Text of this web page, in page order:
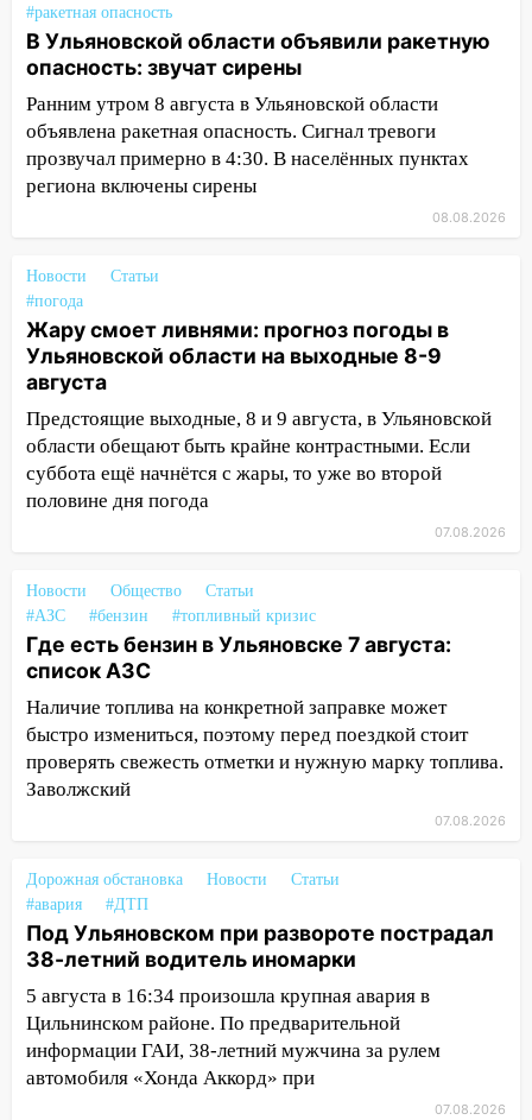
разработают отечественный прибор для
цифровой ПЦР
15:47
Ульяновцы могут вернуть деньги
за абонементы закрывшегося фитнес-
клуба «Рекорд-Fitness»
15:34 После вмешательства
площадки
15:27
капремонт школы в селе Кивать
15:08 В Кузоватово после прокурорской
проверки обновили разметку на
пешеходных переходах
14:40 На проспекте Гая в Ульяновске
запретили остановку автомобилей на
большой фестиваль «Наше время» с
мотофристайлом и концертом
«Мураками»
14:04
Жару смоет ливнями: прогноз
погоды в Ульяновской области на
выходные 8-9 августа
13:30 В Ульяновске транспортные
13:20 В Ульяновске за один день
обокрали женщину на пляже и
подростка в сквере
В Димитровграде мужчина
выбросил из машины страйкбольную
гранату: его задержали
12:34 На Ульяновскую область
надвигается сильнейшая непогода: град
#ракетная опасность
В Ульяновской области объявили ракетную
опасность: звучат сирены
Ранним утром 8 августа в Ульяновской области
объявлена ракетная опасность. Сигнал тревоги
прозвучал примерно в 4:30. В населённых пунктах
региона включены сирены
08.08.2026
Новости
Статьи
#погода
Жару смоет ливнями: прогноз погоды в
Ульяновской области на выходные 8-9
августа
Предстоящие выходные, 8 и 9 августа, в Ульяновской
области обещают быть крайне контрастными. Если
суббота ещё начнётся с жары, то уже во второй
половине дня погода
07.08.2026
Новости Общество
Статьи
#АЗС
#бензин #топливный кризис
Где есть бензин в Ульяновске 7 августа:
список АЗС
Наличие топлива на конкретной заправке может
быстро измениться, поэтому перед поездкой стоит
проверять свежесть отметки и нужную марку топлива.
Заволжский
07.08.2026
Дорожная обстановка Новости
Статьи
#авария
#ДТП
Под Ульяновском при развороте пострадал
38-летний водитель иномарки
5 августа в 16:34 произошла крупная авария в
Цильнинском районе. По предварительной
информации ГАИ, 38-летний мужчина за рулем
автомобиля «Хонда Аккорд» при
07.08.2026